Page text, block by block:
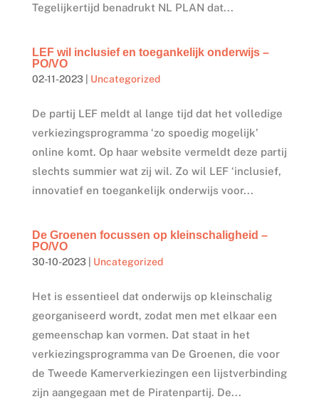
Tegelijkertijd benadrukt NL PLAN dat...
LEF wil inclusief en toegankelijk onderwijs –
PO/VO
02-11-2023| Uncategorized
De partij LEF meldt al lange tijd dat het volledige
verkiezingsprogramma ‘zo spoedig mogelijk’
online komt. Op haar website vermeldt deze partij
slechts summier wat zij wil. Zo wil LEF ‘inclusief,
innovatief en toegankelijk onderwijs voor...
De Groenen focussen op kleinschaligheid –
PO/VO
30-10-2023| Uncategorized
Het is essentieel dat onderwijs op kleinschalig
georganiseerd wordt, zodat men met elkaar een
gemeenschap kan vormen. Dat staat in het
verkiezingsprogramma van De Groenen, die voor
de Tweede Kamerverkiezingen een lijstverbinding
zijn aangegaan met de Piratenpartij. De...